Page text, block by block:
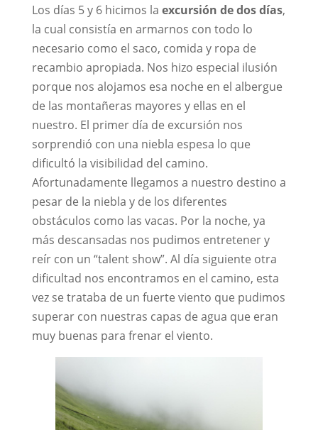
Los días 5 y 6 hicimos la excursión de dos días,
la cual consistía en armarnos con todo lo
necesario como el saco, comida y ropa de
recambio apropiada. Nos hizo especial ilusión
porque nos alojamos esa noche en el albergue
de las montañeras mayores y ellas en el
nuestro. El primer día de excursión nos
sorprendió con una niebla espesa lo que
dificultó la visibilidad del camino.
Afortunadamente llegamos a nuestro destino a
pesar de la niebla y de los diferentes
obstáculos como las vacas. Por la noche, ya
más descansadas nos pudimos entretener y
reír con un “talent show”. Al día siguiente otra
dificultad nos encontramos en el camino, esta
vez se trataba de un fuerte viento que pudimos
superar con nuestras capas de agua que eran
muy buenas para frenar el viento.